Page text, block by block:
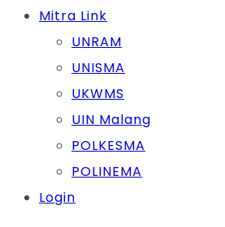
Mitra Link
UNRAM
UNISMA
UKWMS
UIN Malang
POLKESMA
POLINEMA
Login